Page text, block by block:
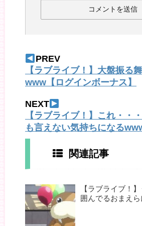
PREV
【ラブライブ！】大盤振る
www【ログインボーナス】
NEXT
【ラブライブ！】これ・・
も言えない気持ちになる
関連記事
【ラブライブ！
囲んでるおまえ